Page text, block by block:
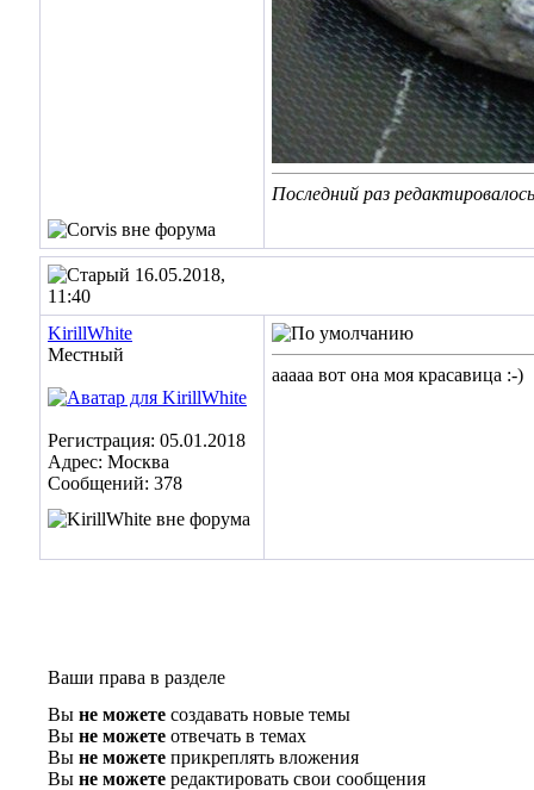
Последний раз
16.05.2018,
11:40
KirillWhite
Местный
Регистрация: 05.01.2018
Адрес: Москва
Сообщений: 378
ааааа вот она моя красавица :-)
Ваши права в разделе
Вы не можете создавать новые темы
Вы не можете отвечать в темах
Вы не можете прикреплять вложения
Вы не можете редактировать свои сообщения